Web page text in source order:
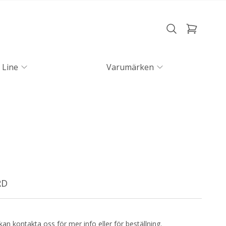
Line Varumärken
kontakta oss för mer info eller för beställning.